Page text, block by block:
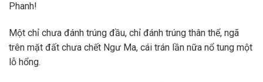
Phanh!
Một chỉ chưa đánh trúng đầu, chỉ đánh trúng thân thể, ngã
trên mặt đất chưa chết Ngư Ma, cái trán lần nữa nổ tung một
lỗ hổng.